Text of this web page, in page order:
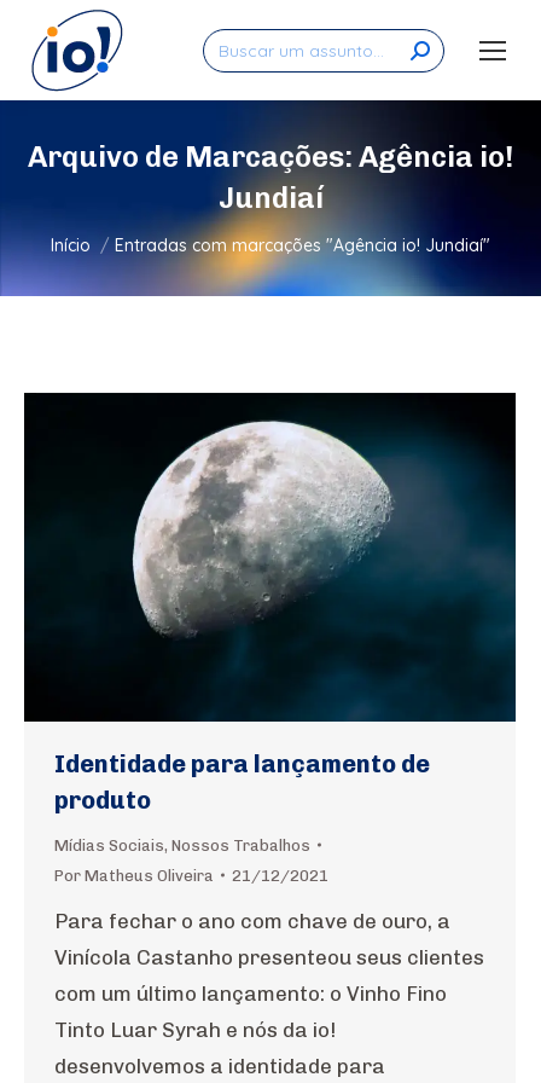
Search:
Arquivo de Marcações: Agência io!
Jundiaí
Você está aqui:
Início Entradas com marcações "Agência io! Jundiaí"
Identidade para lançamento de
produto
Mídias Sociais, Nossos Trabalhos
Por Matheus Oliveira 21/12/2021
Para fechar o ano com chave de ouro, a
Vinícola Castanho presenteou seus clientes
com um último lançamento: o Vinho Fino
Tinto Luar Syrah e nós da io!
desenvolvemos a identidade para